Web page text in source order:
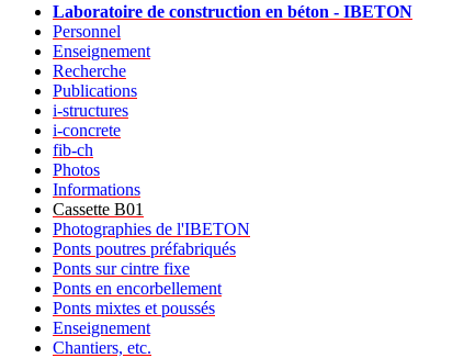
Laboratoire de construction en béton - IBETON
Personnel
Enseignement
Recherche
Publications
i-structures
i-concrete
fib-ch
Photos
Informations
Cassette B01
Photographies de l'IBETON
Ponts poutres préfabriqués
Ponts sur cintre fixe
Ponts en encorbellement
Ponts mixtes et poussés
Enseignement
Chantiers, etc.